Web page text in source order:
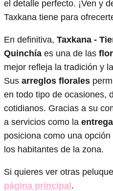
el detalle perfecto. ¡Ven y
Taxkana tiene para
En definitiva, Taxkana -
Quinchía es una de las
mejor refleja la tradición y
Sus arreglos florales
en todo tipo de ocasiones,
cotidianos. Gracias a su
a servicios como la
posiciona como una
los habitantes de la zona.
Si quieres ver otras
página principal.